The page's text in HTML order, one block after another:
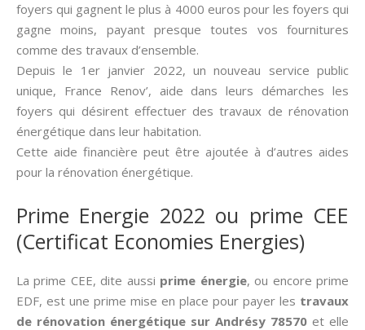
foyers qui gagnent le plus à 4000 euros pour les foyers qui
gagne moins, payant presque toutes vos fournitures
comme des travaux d’ensemble.
Depuis le 1er janvier 2022, un nouveau service public
unique, France Renov’, aide dans leurs démarches les
foyers qui désirent effectuer des travaux de rénovation
énergétique dans leur habitation.
Cette aide financière peut être ajoutée à d’autres aides
pour la rénovation énergétique.
Prime Energie 2022 ou prime CEE
(Certificat Economies Energies)
La prime CEE, dite aussi­ prime énergie, ou encore prime
EDF, est une prime mise en place pour payer les travaux
de rénovation énergétique sur Andrésy 78570 et elle